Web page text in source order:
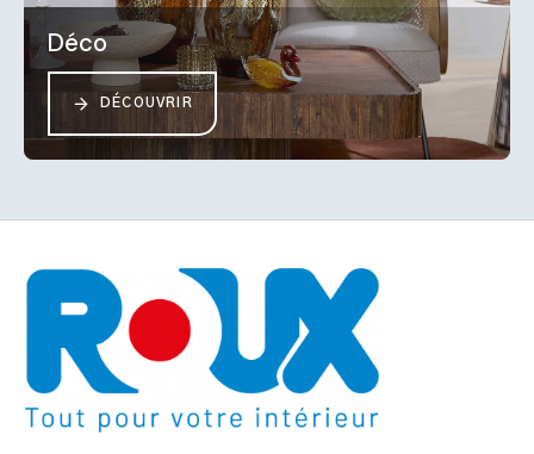
Déco
DÉCOUVRIR